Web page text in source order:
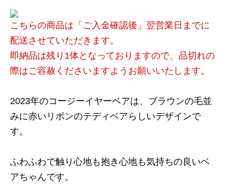
こちらの商品は「ご入金確認後」翌営業日までに
配送させていただきます。
即納品は残り1体となっておりますので、品切れの
際はご容赦くださいますようお願いいたします。
2023年のコージーイヤーベアは、ブラウンの毛並
みに赤いリボンのテディベアらしいデザインで
す。
ふわふわで触り心地も抱き心地も気持ちの良いベ
アちゃんです。